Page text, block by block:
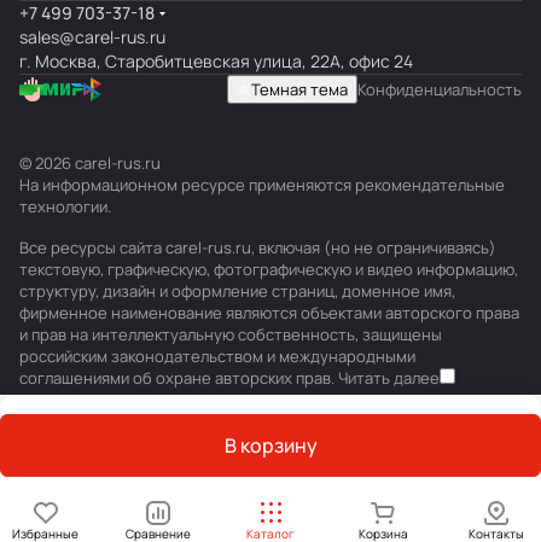
В корзину
Избранные Сравнение Каталог Корзина Контакты
+7 499 703-37-18
sales@carel-rus.ru
г. Москва, Старобитцевская улица, 22А, офис 24
Темная тема Конфиденциальность
© 2026 carel-rus.ru
На информационном ресурсе применяются рекомендательные
технологии.
Все ресурсы сайта carel-rus.ru, включая (но не ограничиваясь)
текстовую, графическую, фотографическую и видео информацию,
структуру, дизайн и оформление страниц, доменное имя,
фирменное наименование являются объектами авторского права
и прав на интеллектуальную собственность, защищены
российским законодательством и международными
соглашениями об охране авторских прав. Читать далее